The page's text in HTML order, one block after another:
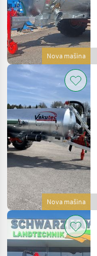
Nova mašina
Nova mašina